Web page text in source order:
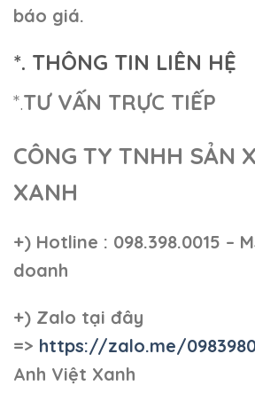
báo giá.
*. THÔNG TIN LIÊN HỆ
*.TƯ VẤN TRỰC TIẾP
CÔNG TY TNHH SẢN
XANH
+) Hotline : 098.398.0015 –
doanh
+) Zalo tại đây
=> https://zalo.me/
Anh Việt Xanh